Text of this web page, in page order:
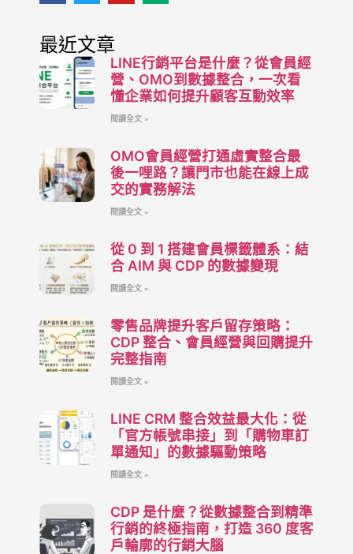
最近文章
LINE行銷平台是什麼？從會員經
營、OMO到數據整合，一次看
懂企業如何提升顧客互動效率
閱讀全文 »
OMO會員經營打通虛實整合最
後一哩路？讓門市也能在線上成
交的實務解法
閱讀全文 »
從 0 到 1 搭建會員標籤體系：結
合 AIM 與 CDP 的數據變現
閱讀全文 »
零售品牌提升客戶留存策略：
CDP 整合、會員經營與回購提升
完整指南
閱讀全文 »
LINE CRM 整合效益最大化：從
「官方帳號串接」到「購物車訂
單通知」的數據驅動策略
閱讀全文 »
CDP 是什麼？從數據整合到精準
行銷的終極指南，打造 360 度客
戶輪廓的行銷大腦